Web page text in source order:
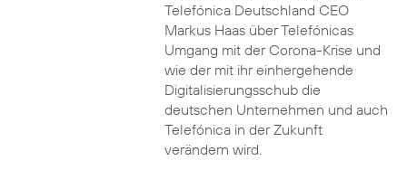
Telefónica Deutschland CEO
Markus Haas über Telefónicas
Umgang mit der Corona-Krise und
wie der mit ihr einhergehende
Digitalisierungsschub die
deutschen Unternehmen und auch
Telefónica in der Zukunft
verändern wird.